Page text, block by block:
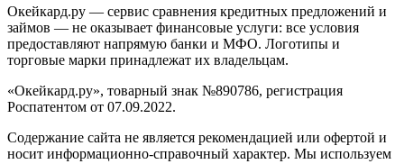
Окейкард.ру — сервис сравнения кредитных предложений и
займов — не оказывает финансовые услуги: все условия
предоставляют напрямую банки и МФО. Логотипы и
торговые марки принадлежат их владельцам.
«Окейкард.ру», товарный знак №890786, регистрация
Роспатентом от 07.09.2022.
Содержание сайта не является рекомендацией или офертой и
носит информационно-справочный характер. Мы используем